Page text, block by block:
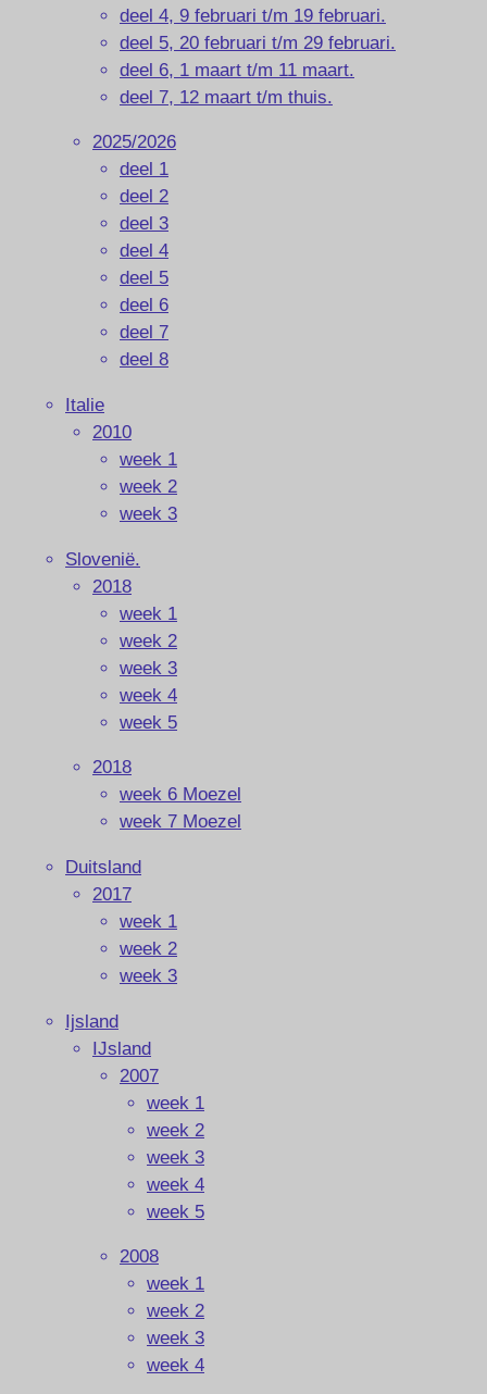
deel 4, 9 februari t/m 19 februari.
deel 5, 20 februari t/m 29 februari.
deel 6, 1 maart t/m 11 maart.
deel 7, 12 maart t/m thuis.
2025/2026
deel 1
deel 2
deel 3
deel 4
deel 5
deel 6
deel 7
deel 8
Italie
2010
week 1
week 2
week 3
Slovenië.
2018
week 1
week 2
week 3
week 4
week 5
2018
week 6 Moezel
week 7 Moezel
Duitsland
2017
week 1
week 2
week 3
Ijsland
IJsland
2007
week 1
week 2
week 3
week 4
week 5
2008
week 1
week 2
week 3
week 4